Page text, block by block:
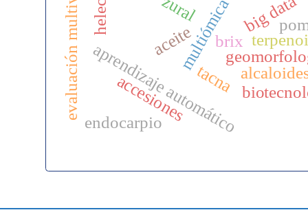
aprendizaje automático
big data
multiómica
zural
accesiones
evaluación multivariada aceite brix
endocarpio
tacna